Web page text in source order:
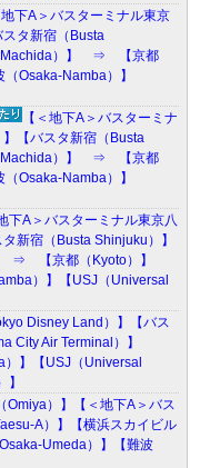
地下A＞バスターミナル東京
タ新宿（Busta
Machida）】 ⇒ 【京都
Osaka-Namba）】
【＜地下A＞バスターミナ
【バスタ新宿（Busta
Machida）】 ⇒ 【京都
Osaka-Namba）】
下A＞バスターミナル東京八
新宿（Busta Shinjuku）】
⇒ 【京都（Kyoto）】
）】【USJ（Universal
Disney Land）】【バス
City Air Terminal）】
】【USJ（Universal
Omiya）】【＜地下A＞バス
A）】【横浜スカイビル
Umeda）】【難波